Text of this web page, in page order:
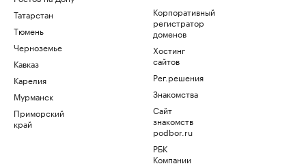
Татарстан
Тюмень
Черноземье
Кавказ
Карелия
Мурманск
Приморский
край
Корпоративный
регистратор
доменов
Хостинг
сайтов
Рег.решения
Знакомства
Сайт
знакомств
podbor.ru
РБК
Компании